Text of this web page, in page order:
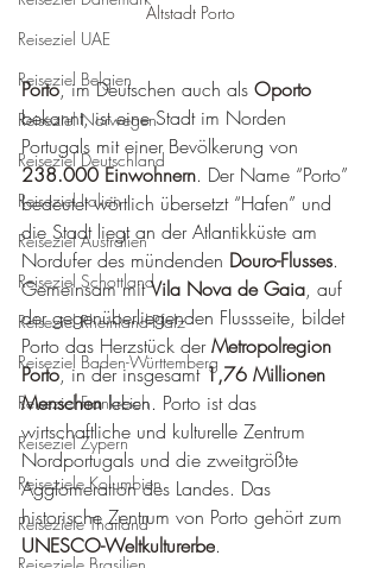
Reiseziel UAE
Reiseziel Belgien
Reiseziel Norwegen
Reiseziel Deutschland
Reiseziel Italien
Reiseziel Australien
Reiseziel Schottland
Reiseziel Rheinland-Pfalz
Reiseziel Baden-Württemberg
Reiseziel Frankreich
Reiseziel Zypern
Reiseziele Kolumbien
Reiseziele Thailand
Altstadt Porto
Porto, im Deutschen auch als Oporto
bekannt, ist eine Stadt im Norden
Portugals mit einer Bevölkerung von
238.000 Einwohnern. Der Name “Porto”
bedeutet wörtlich übersetzt “Hafen” und
die Stadt liegt an der Atlantikküste am
Nordufer des mündenden Douro-Flusses.
Gemeinsam mit Vila Nova de Gaia, auf
der gegenüberliegenden Flussseite, bildet
Porto das Herzstück der Metropolregion
Porto, in der insgesamt 1,76 Millionen
Menschen leben. Porto ist das
wirtschaftliche und kulturelle Zentrum
Nordportugals und die zweitgrößte
Agglomeration des Landes. Das
historische Zentrum von Porto gehört zum
UNESCO-Weltkulturerbe.